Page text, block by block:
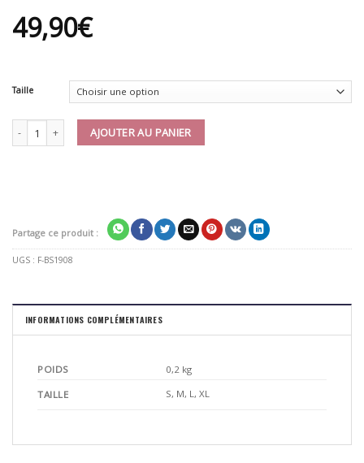
49,90€
Taille
quantité de Short Boxe Thai Fairtex BS1908 "Satoru Collection"
AJOUTER AU PANIER
Partage ce produit :
UGS : F-BS1908
INFORMATIONS COMPLÉMENTAIRES
POIDS 0,2 kg
TAILLE S, M, L, XL